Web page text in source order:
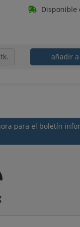
Disponible
añadir
para el boletín